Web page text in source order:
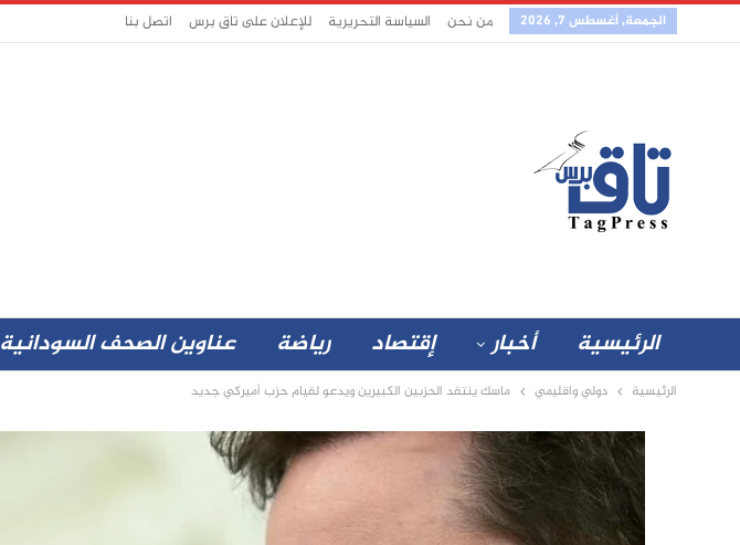
الجمعة, أغسطس 7, 2026 من نحن السياسة التحريرية للإعلان على تاق برس اتصل بنا
الرئيسية أخبار إقتصاد رياضة عناوين الصحف السودانية
الرئيسية دولي واقليمي ماسك ينتقد الحزبين الكبيرين ويدعو لقيام حزب أميركي جديد